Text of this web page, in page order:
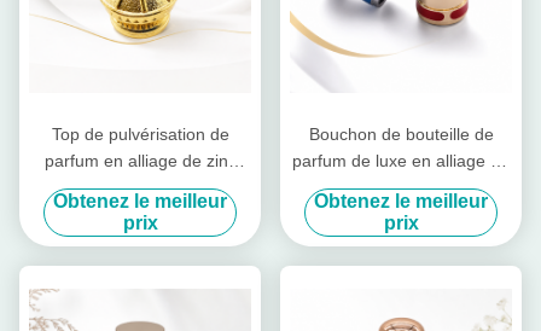
Top de pulvérisation de
parfum en alliage de zinc
avec taille personnalisée et
décoration élégante pour les
parfums de luxe
Obtenez le meilleur
prix
Bouchon de bouteille de
parfum de luxe en alliage de
zinc avec logo personnalisé
et finition miroir-polissée
Obtenez le meilleur
prix